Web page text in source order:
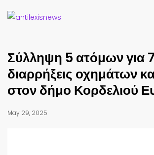
Σύλληψη 5 ατόμων για 7
διαρρήξεις οχημάτων
στον δήμο Κορδελιού
May 29, 2025